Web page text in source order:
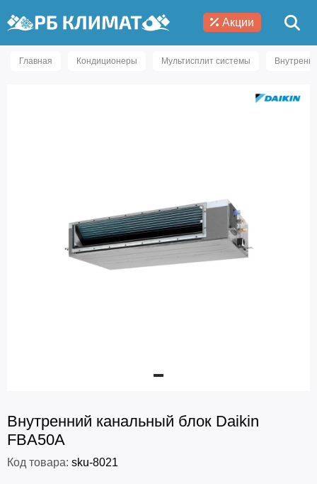
Акции
Главная Кондиционеры Мультисплит системы
Внутренний канальный блок Daikin
FBA50A
Код товара: sku-8021